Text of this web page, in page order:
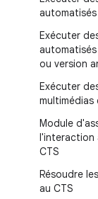
automatisés
Exécuter
automatisés
ou version
Exécuter
multimédias
Module
l'interaction
CTS
Résoudre
au CTS